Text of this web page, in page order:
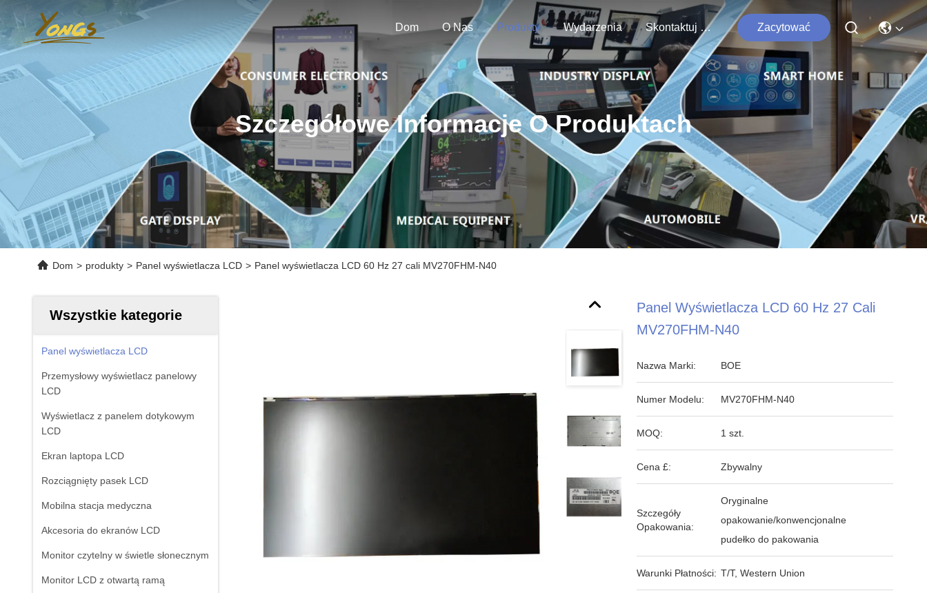
Dom O Nas Produkty Wydarzenia Skontaktuj Się Z Nami Zacytować
Szczegółowe Informacje O Produktach
Dom > produkty > Panel wyświetlacza LCD > Panel wyświetlacza LCD 60 Hz 27 cali MV270FHM-N40
Wszystkie kategorie
Panel wyświetlacza LCD
Przemysłowy wyświetlacz panelowy
LCD
Wyświetlacz z panelem dotykowym
LCD
Ekran laptopa LCD
Rozciągnięty pasek LCD
Mobilna stacja medyczna
Akcesoria do ekranów LCD
Monitor czytelny w świetle słonecznym
Monitor LCD z otwartą ramą
Panel Wyświetlacza LCD 60 Hz 27 Cali
MV270FHM-N40
Nazwa Marki: BOE
Numer Modelu: MV270FHM-N40
MOQ: 1 szt.
Cena £: Zbywalny
Szczegóły
Opakowania:
Oryginalne
opakowanie/konwencjonalne
pudełko do pakowania
Warunki Płatności: T/T, Western Union